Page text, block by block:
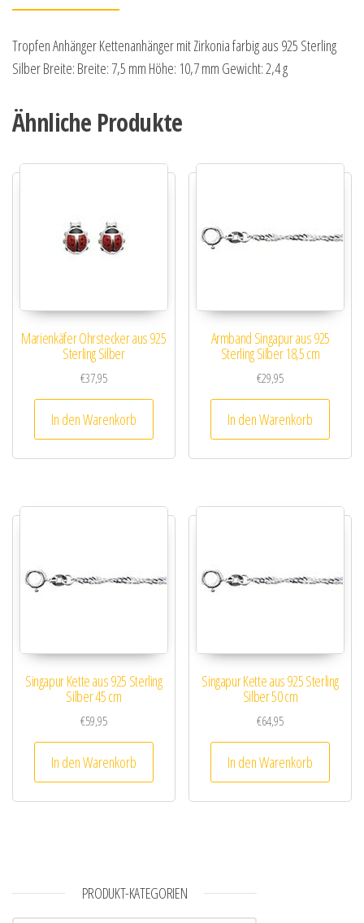
Tropfen Anhänger Kettenanhänger mit Zirkonia farbig aus 925 Sterling
Silber Breite: Breite: 7,5 mm Höhe: 10,7 mm Gewicht: 2,4 g
Ähnliche Produkte
Marienkäfer Ohrstecker aus 925
Sterling Silber
€37,95
In den Warenkorb
Armband Singapur aus 925
Sterling Silber 18,5 cm
€29,95
In den Warenkorb
Singapur Kette aus 925 Sterling
Silber 45 cm
€59,95
In den Warenkorb
Singapur Kette aus 925 Sterling
Silber 50 cm
€64,95
In den Warenkorb
PRODUKT-KATEGORIEN